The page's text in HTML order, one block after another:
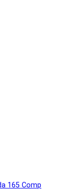
165 Comp